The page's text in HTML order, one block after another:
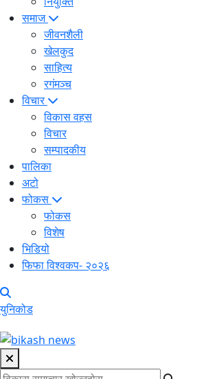
समाज
जीवनशैली
खेलकुद
साहित्य
रगंमञ्च
विचार
विकास वहस
विचार
सम्पादकीय
पालिका
अटो
फोकस
फोकस
विशेष
भिडियो
फिफा विश्वकप- २०२६
युनिकोड